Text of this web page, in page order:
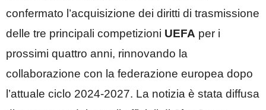
confermato l’acquisizione dei diritti di trasmissione
delle tre principali competizioni UEFA per i
prossimi quattro anni, rinnovando la
collaborazione con la federazione europea dopo
l’attuale ciclo 2024-2027. La notizia è stata diffusa